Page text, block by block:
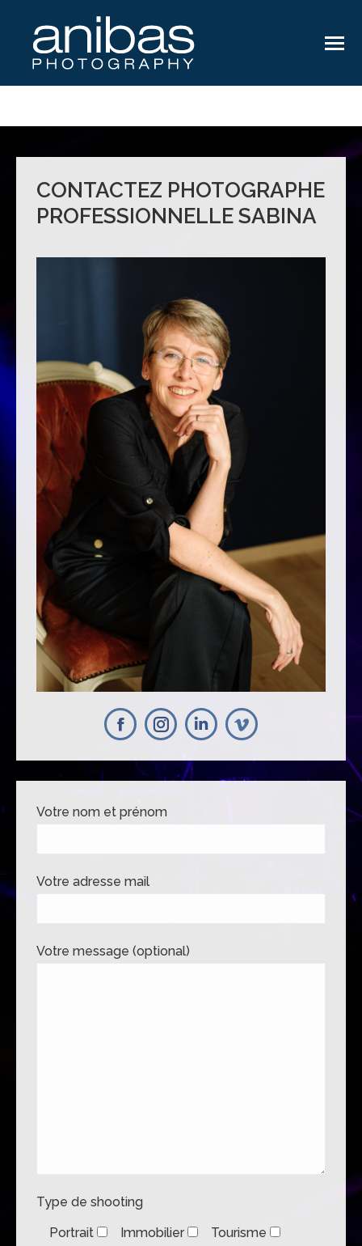
CONTACTEZ PHOTOGRAPHE
PROFESSIONNELLE SABINA
FacebookInstagram
Linkedin
Votre nom et prénom
Votre adresse mail
Votre message (optional)
Type de shooting
Portrait
Immobilier
Tourisme